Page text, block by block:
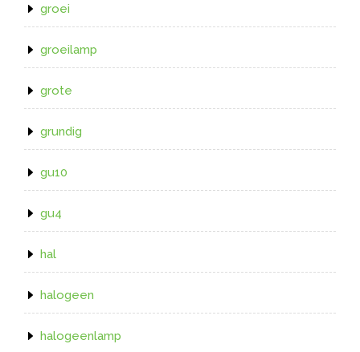
groei
groeilamp
grote
grundig
gu10
gu4
hal
halogeen
halogeenlamp